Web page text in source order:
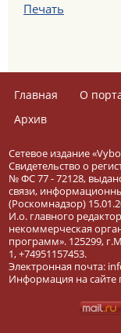
Печать
Главная О
Архив
Сетевое издание
Свидетельство о
№ ФС 77 - 72128,
связи,
(Роскомнадзор)
И.о. главного
некоммерческая
программ». 125299,
1, +74951157453.
Электронная почта:
Информация на сайте